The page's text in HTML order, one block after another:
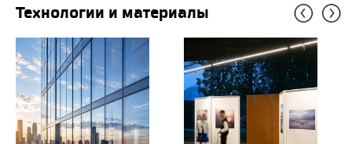
Технологии и материалы